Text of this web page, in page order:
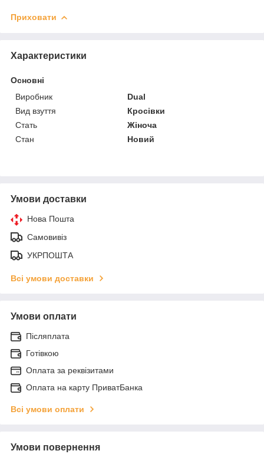
Приховати
Характеристики
Основні
Виробник
Dual
Вид взуття
Кросівки
Стать
Жіноча
Стан
Новий
Умови доставки
Нова Пошта
Самовивіз
УКРПОШТА
Всі умови доставки
Умови оплати
Післяплата
Готівкою
Оплата за реквізитами
Оплата на карту ПриватБанка
Всі умови оплати
Умови повернення